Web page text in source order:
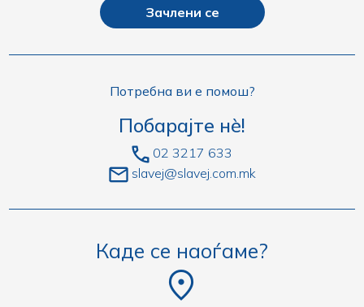
Зачлени се
Потребна ви е помош?
Побарајте нè!
02 3217 633
slavej@slavej.com.mk
Каде се наоѓаме?